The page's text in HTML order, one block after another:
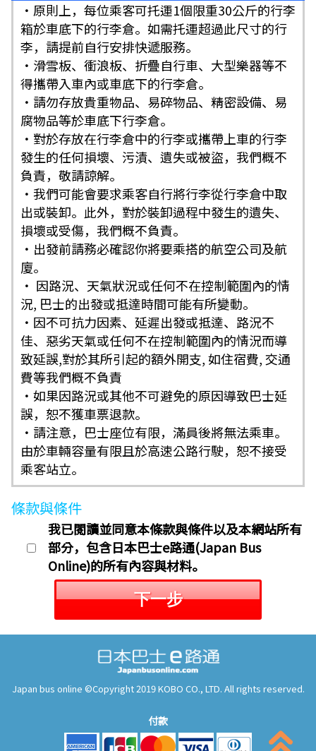
・原則上，每位乘客可托運1個限重30公斤的行李
箱於車底下的行李倉。如需托運超過此尺寸的行
李，請提前自行安排快遞服務。
・滑雪板、衝浪板、折疊自行車、大型樂器等不
得攜帶入車內或車底下的行李倉。
・請勿存放貴重物品、易碎物品、精密設備、易
腐物品等於車底下行李倉。
・對於存放在行李倉中的行李或攜帶上車的行李
發生的任何損壞、污漬、遺失或被盜，我們概不
負責，敬請諒解。
・我們可能會要求乘客自行將行李從行李倉中取
出或裝卸。此外，對於裝卸過程中發生的遺失、
損壞或受傷，我們概不負責。
・出發前請務必確認你將要乘搭的航空公司及航
廈。
・ 因路況、天氣狀況或任何不在控制範圍內的情
況, 巴士的出發或抵達時間可能有所變動。
・因不可抗力因素、延遲出發或抵達、路況不
佳、惡劣天氣或任何不在控制範圍內的情況而導
致延誤,對於其所引起的額外開支, 如住宿費, 交通
費等我們概不負責
・如果因路況或其他不可避免的原因導致巴士延
誤，恕不獲車票退款。
・請注意，巴士座位有限，滿員後將無法乘車。
由於車輛容量有限且於高速公路行駛，恕不接受
乘客站立。
條款與條件
我已閱讀並同意本條款與條件以及本網站所有
部分，包含日本巴士e路通(Japan Bus
Online)的所有內容與材料。
下一步
Japan bus online ©Copyright 2019 KOBO CO., LTD. All rights reserved.
付款